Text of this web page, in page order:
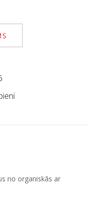
no organiskās ar